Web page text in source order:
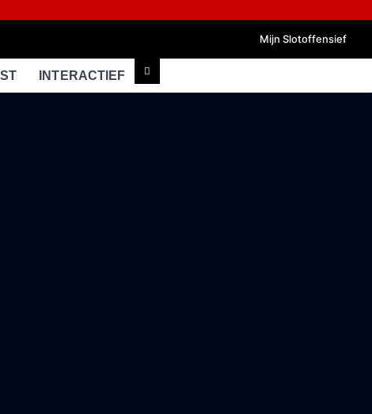
Mijn Slotoffensief
INTERACTIEF